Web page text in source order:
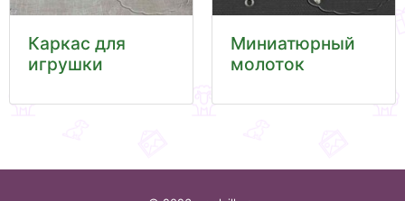
Каркас для
игрушки
Миниатюрный
молоток